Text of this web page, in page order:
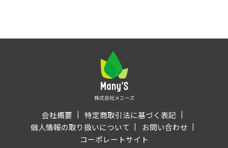
会社概要
特定商取引法に基づく表記
個人情報の取り扱いについて
お問い合わせ
コーポレートサイト